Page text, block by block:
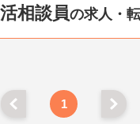
相談員の求人・
1